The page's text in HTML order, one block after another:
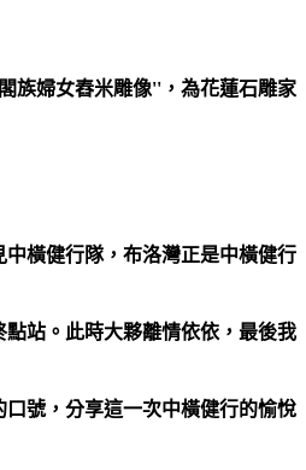
族婦女舂米雕像''，為花蓮石雕家
橫健行隊，布洛灣正是中橫健行
點站。此時大夥離情依依，最後我
口號，分享這一次中橫健行的愉悅